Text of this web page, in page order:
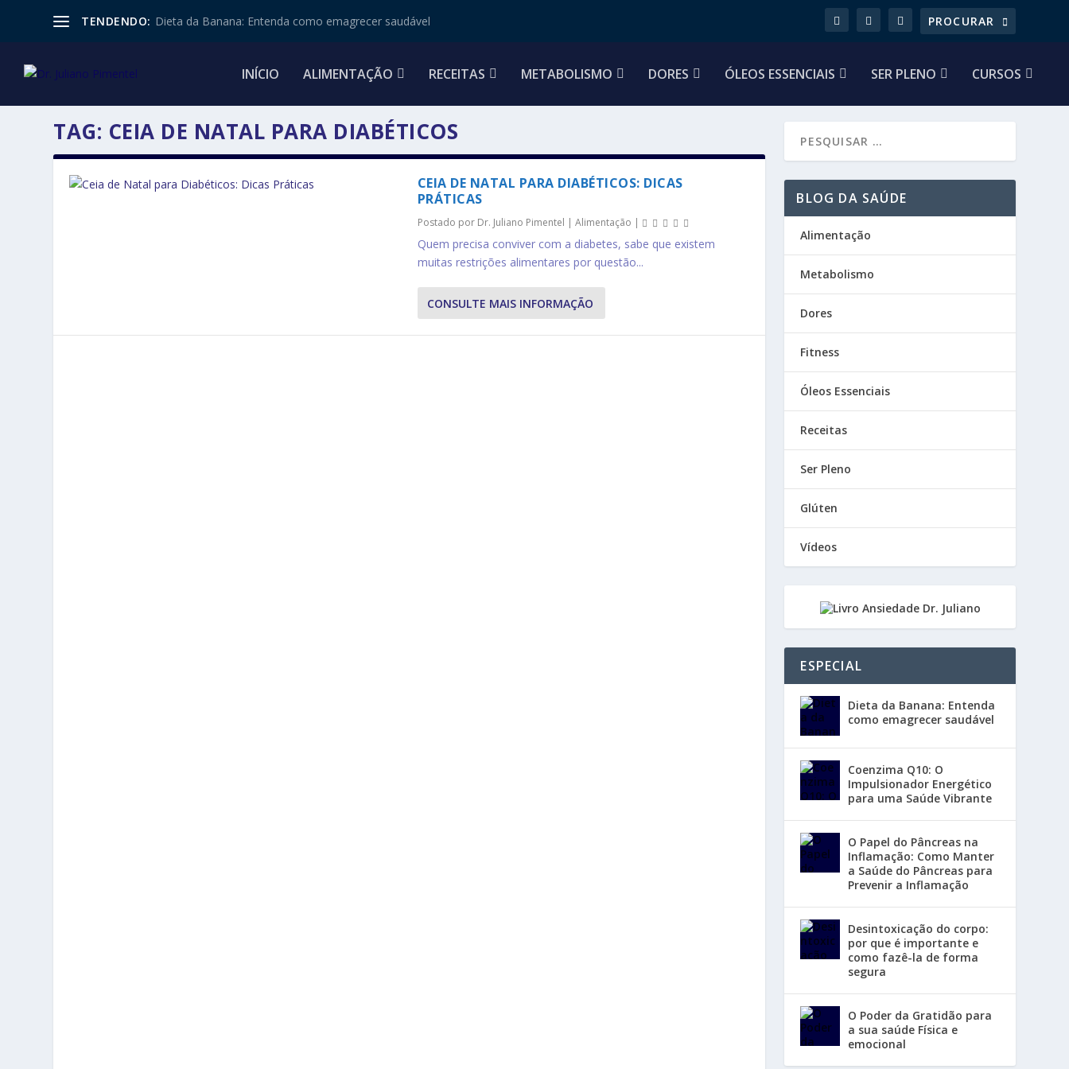
TENDENDO: Dieta da Banana: Entenda como emagrecer saudável
INÍCIO ALIMENTAÇÃO RECEITAS METABOLISMO DORES ÓLEOS ESSENCIAIS SER PLENO CURSOS
TAG: CEIA DE NATAL PARA DIABÉTICOS
CEIA DE NATAL PARA DIABÉTICOS: DICAS
PRÁTICAS
Postado por Dr. Juliano Pimentel | Alimentação |
Quem precisa conviver com a diabetes, sabe que existem
muitas restrições alimentares por questão...
CONSULTE MAIS INFORMAÇÃO
BLOG DA SAÚDE
Alimentação
Metabolismo
Dores
Fitness
Óleos Essenciais
Receitas
Ser Pleno
Glúten
Vídeos
ESPECIAL
Dieta da Banana: Entenda
como emagrecer saudável
Coenzima Q10: O
Impulsionador Energético
para uma Saúde Vibrante
O Papel do Pâncreas na
Inflamação: Como Manter
a Saúde do Pâncreas para
Prevenir a Inflamação
Desintoxicação do corpo:
por que é importante e
como fazê-la de forma
segura
O Poder da Gratidão para
a sua saúde Física e
emocional